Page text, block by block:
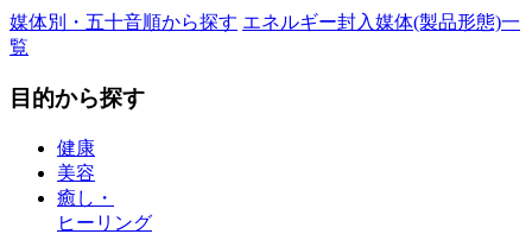
媒体別・五十音順から探す エネルギー封入媒体(製品形態)一
覧
目的から探す
健康
美容
癒し・
ヒーリング